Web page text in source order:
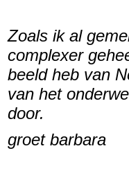
Zoals ik al
complexer
beeld heb van
van het
door.
groet barbara